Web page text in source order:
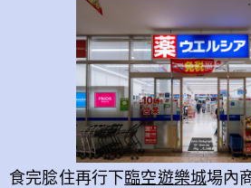
食完腍住再行下臨空遊樂城場內